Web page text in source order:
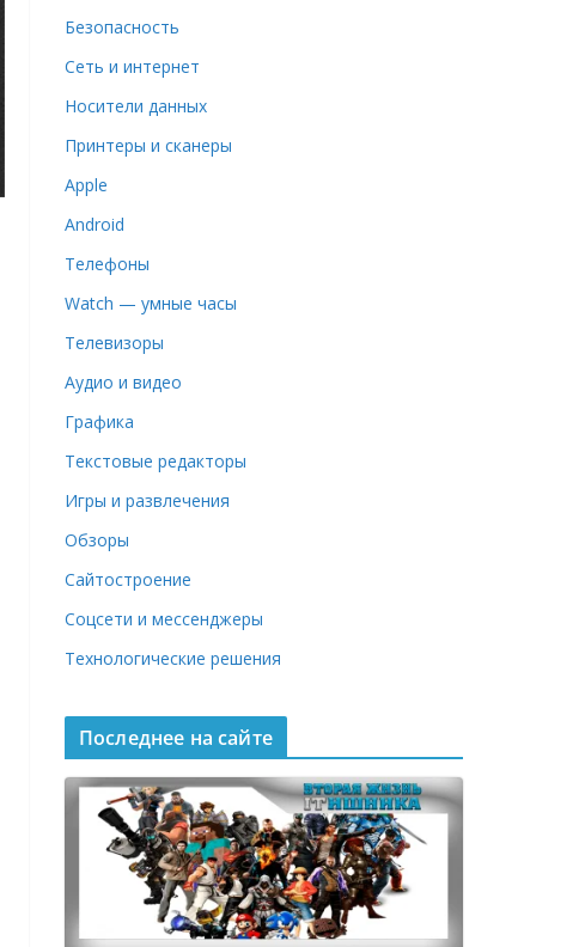
Безопасность
Сеть и интернет
Носители данных
Принтеры и сканеры
Apple
Android
Телефоны
Watch — умные часы
Телевизоры
Аудио и видео
Графика
Текстовые редакторы
Игры и развлечения
Обзоры
Сайтостроение
Соцсети и мессенджеры
Технологические решения
Последнее на сайте